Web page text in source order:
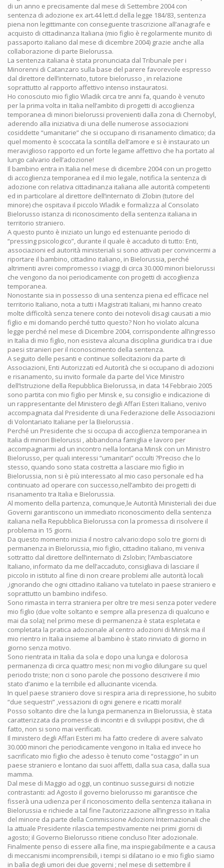
di un anno e precisamente dal mese di Settembre 2004 con
sentenza di adozione ex art.44 lett.d della legge 184/83, sentenza
piena non legittimante con conseguente trascrizione all’anagrafe e
acquisto di cittadinanza Italiana (mio figlio è regolarmente munito di
passaporto italiano dal mese di dicembre 2004) grazie anche alla
collaborazione di parte Bielorussa.
La sentenza italiana è stata pronunciata dal Tribunale per i
Minorenni di Catanzaro sulla base del parere favorevole espresso
dal direttore dell’internato, tutore bielorusso , in relazione
soprattutto al rapporto affettivo intenso instauratosi.
Ho conosciuto mio figlio Wladik circa tre anni fa, quando è venuto
per la prima volta in Italia nell’ambito di progetti di accoglienza
temporanea di minori bielorussi provenienti dalla zona di Chernobyl,
aderendo alla iniziativa di una delle numerose associazioni
cosiddette “umanitarie” che si occupano di risanamento climatico; da
quel momento è scoccata la scintilla dell’amore e si è instaurato un
meraviglioso rapporto ed un forte legame affettivo che ha portato al
lungo calvario dell’adozione!
Il bambino entra in Italia nel mese di dicembre 2004 con un progetto
di accoglienza temporanea ed il mio legale, notifica la sentenza di
adozione con relativa cittadinanza italiana alle autorità competenti
ed in particolare al direttore dell’internato di Zlobin (tutore del
minore) che ospitava il piccolo Wladik e formalizza al Consolato
Bielorusso istanza di riconoscimento della sentenza italiana in
territorio straniero.
A questo punto è iniziato un lungo ed estenuante periodo di
“pressing psicologico”, durante il quale è accaduto di tutto: Enti,
associazioni ed autorità ministeriali si sono attivati per convincermi a
riportare il bambino, cittadino italiano, in Bielorussia, perché
altrimenti avrei compromesso i viaggi di circa 30.000 minori bielorussi
che vengono da noi periodicamente con progetti di accoglienza
temporanea.
Nonostante sia in possesso di una sentenza piena ed efficace nel
territorio Italiano, nota a tutti i Magistrati Italiani, mi hanno creato
molte difficoltà senza tenere conto dei notevoli disagi causati a mio
figlio e mi domando perché tutto questo? Non ho violato alcuna
legge perché nel mese di Dicembre 2004, corrispondente all’ingresso
in Italia di mio figlio, non esisteva alcuna disciplina giuridica tra i due
paesi stranieri per il riconoscimento della sentenza.
A seguito delle pesanti e continue sollecitazioni da parte di
Associazioni, Enti Autorizzati ed Autorità che si occupano di adozioni
e risanamento, su invito formale da parte del Vice Ministro
dell’Istruzione della Repubblica Bielorussa, in data 14 Febbraio 2005
sono partita con mio figlio per Minsk e, su consiglio e indicazione di
un rappresentante del Ministero degli Affari Esteri Italiano, venivo
accompagnata dal Presidente di una Federazione delle Associazioni
di Volontariato Italiane per la Bielorussia .
Perché un Presidente che si occupa di accoglienza temporanea in
Italia di minori Bielorussi , abbandona famiglia e lavoro per
accompagnarmi ad un incontro nella lontana Minsk con un Ministro
Bielorusso, per quali interessi “umanitari” occulti ?Preciso che lo
stesso, quando sono stata costretta a lasciare mio figlio in
Bielorussia, non si è più interessato al mio caso personale ed ha
continuato ad operare con successo,nell’ambito dei progetti di
risanamento tra Italia e Bielorussia.
Al momento della partenza, comunque,le Autorità Ministeriali dei due
Governi garantiscono un immediato riconoscimento della sentenza
italiana nella Repubblica Bielorussa con la promessa di risolvere il
problema in 15 giorni.
Da questo momento inizia il nostro calvario:dopo solo tre giorni di
permanenza in Bielorussia, mio figlio, cittadino italiano, mi veniva
sottratto dal direttore dell’internato di Zslobin; l’Ambasciatore
Italiano, informato da me dell’accaduto, consigliava di lasciare il
piccolo in istituto al fine di non creare problemi alle autorità locali
,ignorando che ogni cittadino italiano va tutelato in paese straniero e
soprattutto un bambino indifeso.
Sono rimasta in terra straniera per oltre tre mesi senza poter vedere
mio figlio (due volte soltanto e sempre alla presenza di qualcuno e
mai da sola); nel primo mese di permanenza è stata espletata e
completata la pratica adozionale al centro adozioni di Minsk ma il
mio rientro in Italia insieme al bambino è stato rinviato di giorno in
giorno senza motivo.
Sono rientrata in Italia da sola e dopo una lunga e dolorosa
permanenza di circa quattro mesi; non mi voglio dilungare su quel
periodo triste; non ci sono parole che possono descrivere il mio
stato d’animo e la terribile ed allucinante vicenda.
In quel paese straniero dove si respira aria di repressione, ho subito
“due sequestri” ,vessazioni di ogni genere e ricatti morali!
Posso soltanto dire che la lunga permanenza in Bielorussia, è stata
caratterizzata da promesse di incontri e di sviluppi positivi, che di
fatto, non si sono mai verificati.
Il ministero degli Affari Esteri mi ha fatto credere di avere salvato
30.000 minori che periodicamente vengono in Italia ed invece ho
sacrificato mio figlio che adesso è tenuto come “ostaggio” in un
paese straniero e lontano dai suoi affetti, dalla sua casa, dalla sua
mamma.
Dal mese di Maggio ad oggi, un continuo susseguirsi di notizie
contrastanti: ad Agosto il governo bielorusso mi garantisce che
fisserà una udienza per il riconoscimento della sentenza italiana in
Bielorussia e richiede a tal fine l’autorizzazione all’ingresso in Italia
del minore da parte della Commissione Adozioni Internazionali che
la attuale Presidente rilascia tempestivamente nei primi giorni di
agosto; il Governo Bielorusso ritiene concluso l’iter adozionale.
Finalmente penso di essere alla fine, ma inspiegabilmente e a causa
di meccanismi incomprensibili, i tempi si dilatano io e mio figlio siamo
in balìa degli umori dei due governi ; nel mese di settembre il